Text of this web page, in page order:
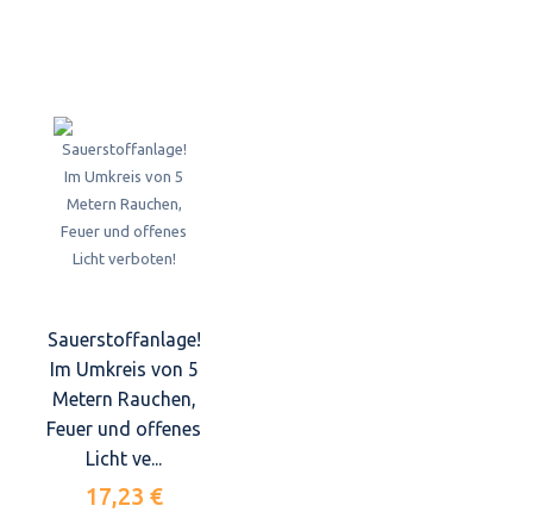
Sauerstoffanlage!
Im Umkreis von 5
Metern Rauchen,
Feuer und offenes
Licht ve...
17,23 €